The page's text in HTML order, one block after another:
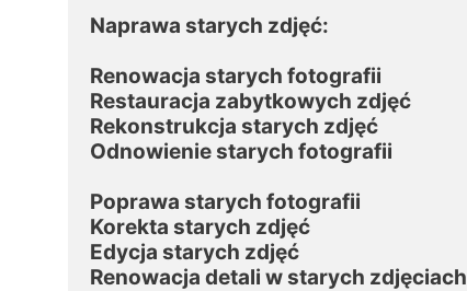
Naprawa starych zdjęć:
Renowacja starych fotografii
Restauracja zabytkowych zdjęć
Rekonstrukcja starych zdjęć
Odnowienie starych fotografii
Poprawa starych fotografii
Korekta starych zdjęć
Edycja starych zdjęć
Renowacja detali w starych zdjęciach